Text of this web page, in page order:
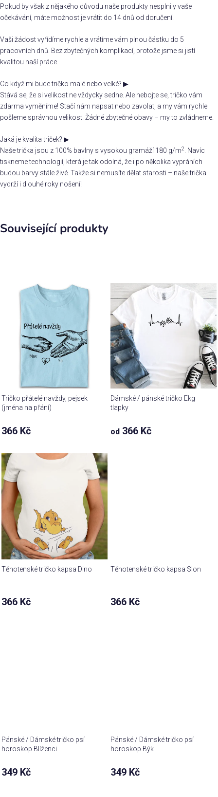
Pokud by však z nějakého důvodu naše produkty nesplnily vaše
očekávání, máte možnost je vrátit do 14 dnů od doručení.
Vaši žádost vyřídíme rychle a vrátíme vám plnou částku do 5
pracovních dnů. Bez zbytečných komplikací, protože jsme si jistí
kvalitou naší práce.
Co když mi bude tričko malé nebo velké? ▶
Stává se, že si velikost ne vždycky sedne. Ale nebojte se, tričko vám
zdarma vyměníme! Stačí nám napsat nebo zavolat, a my vám rychle
pošleme správnou velikost. Žádné zbytečné obavy – my to zvládneme.
Jaká je kvalita triček? ▶
Naše trička jsou z 100% bavlny s vysokou gramáží 180 g/m2
. Navíc
tiskneme technologií, která je tak odolná, že i po několika vypráních
budou barvy stále živé. Takže si nemusíte dělat starosti – naše trička
vydrží i dlouhé roky nošení!
Související produkty
Tričko přátelé navždy, pejsek
(jména na přání)
Průměrné
hodnocení
366 Kč
Dámské / pánské tričko Ekg
tlapky
od 366 Kč
Těhotenské tričko kapsa Dino
366 Kč
Těhotenské tričko kapsa Slon
366 Kč
Pánské / Dámské tričko psí
horoskop Blíženci
349 Kč
Pánské / Dámské tričko psí
horoskop Býk
349 Kč